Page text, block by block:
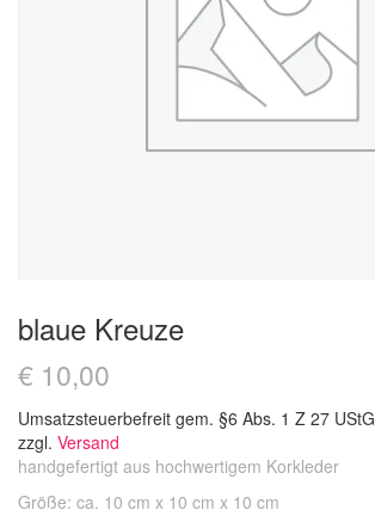
blaue Kreuze
€ 10,00
Umsatzsteuerbefreit gem. §6 Abs. 1 Z 27 UStG
zzgl. Versand
handgefertigt aus hochwertigem Korkleder
Größe: ca. 10 cm x 10 cm x 10 cm